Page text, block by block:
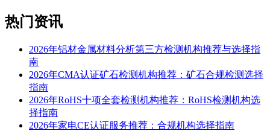
热门资讯
2026年铝材金属材料分析第三方检测机构推荐与选择指
南
2026年CMA认证矿石检测机构推荐：矿石合规检测选择
指南
2026年RoHS十项全套检测机构推荐：RoHS检测机构选
择指南
2026年家电CE认证服务推荐：合规机构选择指南